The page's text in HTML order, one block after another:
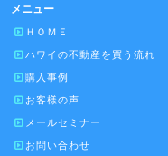
メニュー
ＨＯＭＥ
ハワイの不動産を買う流れ
購入事例
お客様の声
メールセミナー
お問い合わせ